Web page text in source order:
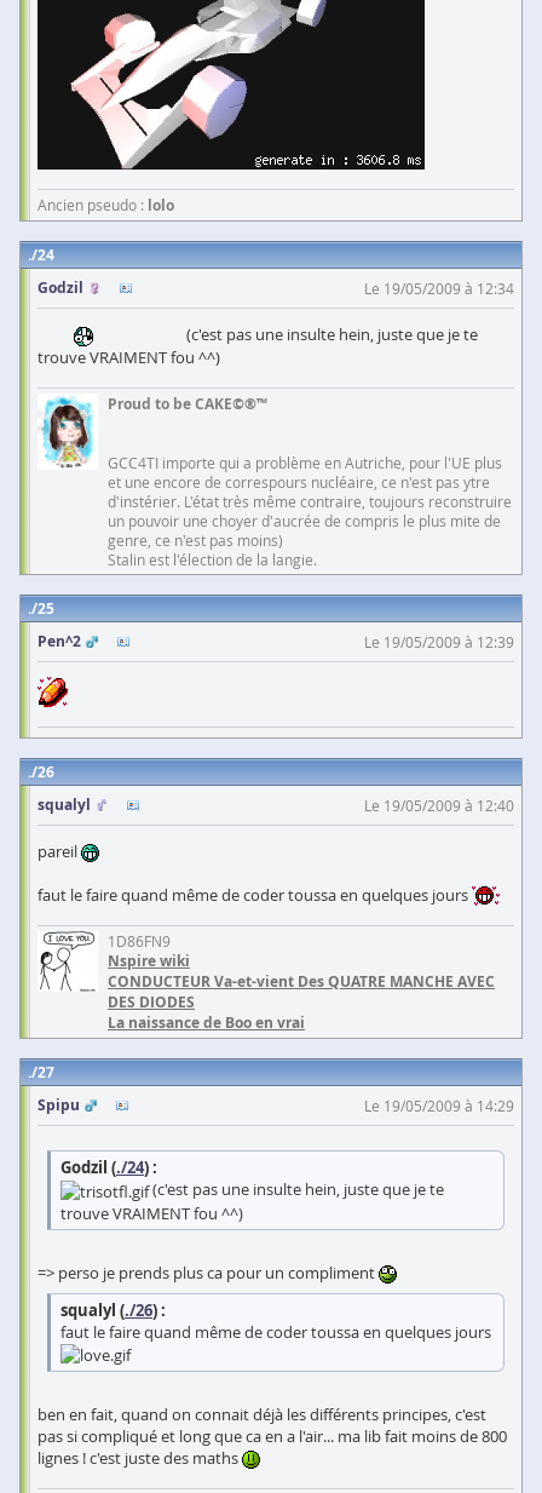
Ancien pseudo : lolo
24
Godzil
Le 19/05/2009 à 12:34
(c'est pas une insulte hein, juste que je te
trouve VRAIMENT fou ^^)
Proud to be CAKE©®™
GCC4TI importe qui a problème en Autriche, pour l'UE plus
et une encore de correspours nucléaire, ce n'est pas ytre
d'instérier. L'état très même contraire, toujours reconstruire
un pouvoir une choyer d'aucrée de compris le plus mite de
genre, ce n'est pas moins)
Stalin est l'élection de la langie.
25
Pen^2
Le 19/05/2009 à 12:39
26
squalyl
Le 19/05/2009 à 12:40
pareil
faut le faire quand même de coder toussa en quelques jours
1D86FN9
Nspire wiki
CONDUCTEUR Va-et-vient Des QUATRE MANCHE AVEC
DES DIODES
La naissance de Boo en vrai
27
Spipu
Le 19/05/2009 à 14:29
Godzil (./24) :
(c'est pas une insulte hein, juste que je te
trouve VRAIMENT fou ^^)
=> perso je prends plus ca pour un compliment
squalyl (./26) :
faut le faire quand même de coder toussa en quelques jours
ben en fait, quand on connait déjà les différents principes, c'est
pas si compliqué et long que ca en a l'air... ma lib fait moins de 800
lignes ! c'est juste des maths